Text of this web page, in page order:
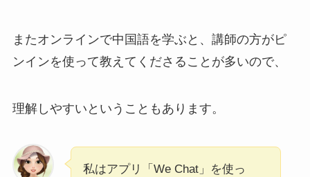
またオンラインで中国語を学ぶと、講師の方がピ
ンインを使って教えてくださることが多いので、
理解しやすいということもあります。
私はアプリ「We Chat」を使っ